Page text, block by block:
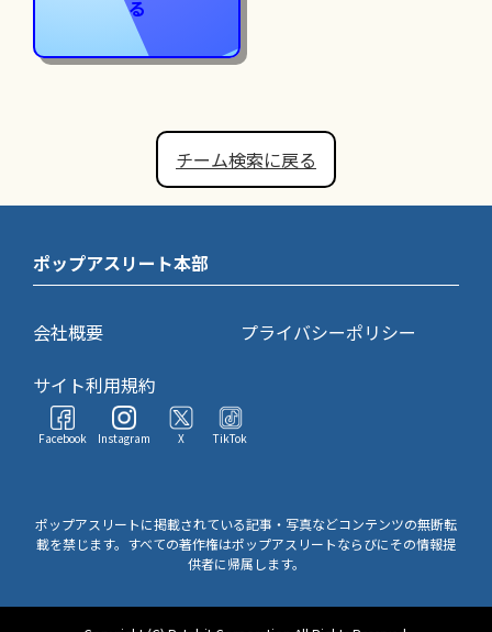
る
チーム検索に戻る
ポップアスリート本部
会社概要
プライバシーポリシー
サイト利用規約
Facebook Instagram X TikTok
ポップアスリートに掲載されている記事・写真などコンテンツの無断転
載を禁じます。すべての著作権はポップアスリートならびにその情報提
供者に帰属します。